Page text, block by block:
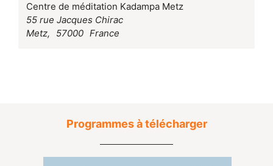
Centre de méditation Kadampa Metz
55 rue Jacques Chirac
Metz, 57000 France
Programmes à télécharger